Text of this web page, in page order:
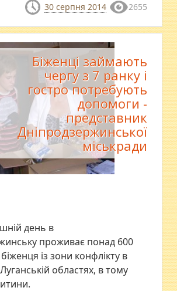
30 серпня 2014 2655
Біженці займають
чергу з 7 ранку і
гостро потребують
допомоги -
представник
Дніпродзержинської
міськради
день в
проживає понад 600
із зони конфлікту в
областях, в тому